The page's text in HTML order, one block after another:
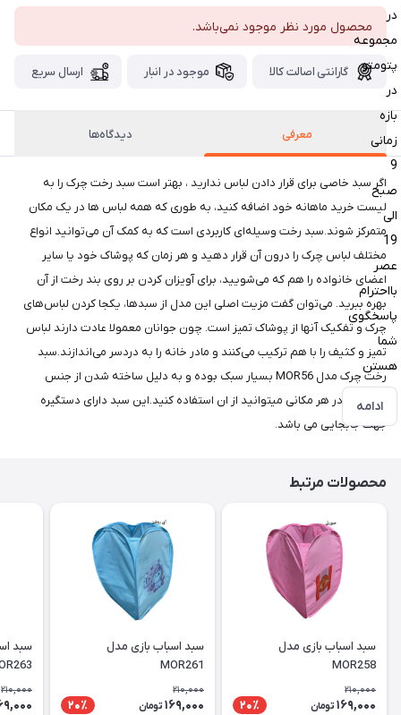
در
مجموعه
پتومتو
در
بازه
زمانی
9
صبح
الی
19
عصر
بااحترام
پاسخگوی
شما
هستن
ادامه
محصول مورد نظر موجود نمی‌باشد.
گارانتی اصالت کالا موجود در انبار ارسال سریع
معرفی دیدگاه‌ها
اگر سبد خاصی برای قرار دادن لباس ندارید ، بهتر است سبد رخت چرک را به
لیست خرید ماهانه خود اضافه کنید، به طوری که همه لباس ها در یک مکان
متمرکز شوند.سبد رخت وسیله‌ای کاربردی است که به کمک آن می‌توانید انواع
مختلف لباس چرک را درون آن قرار دهید و هر زمان که پوشاک خود یا سایر
اعضای خانواده را هم که می‌شویید، برای آویزان کردن بر روی بند رخت از آن
بهره ببرید. می‌توان گفت مزیت اصلی این مدل از سبدها، یکجا کردن لباس‌های
چرک و تفکیک آنها از پوشاک تمیز است. چون جوانان معمولا عادت دارند لباس
تمیز و کثیف را با هم ترکیب می‌کنند و مادر خانه را به دردسر می‌اندازند.سبد
رخت چرک مدل MOR56 بسیار سبک بوده و به دلیل ساخته شدن از جنس
پلاستیک در هر مکانی میتوانید از ان استفاده کنید.این سبد دارای دستگیره
جهت جابجایی می باشد.
محصولات مرتبط
سبد اسباب بازی مدل
MOR258
210,000
169,000 تومان 20٪
سبد اسباب بازی مدل
MOR261
210,000
169,000 تومان 20٪
سبد
210,000